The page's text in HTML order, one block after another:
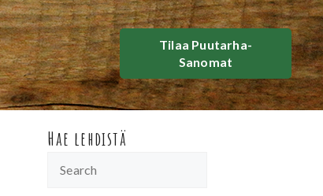
Tilaa Puutarha-
Sanomat
Hae lehdistä